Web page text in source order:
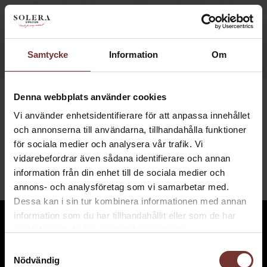
Samtycke Information Om
Denna webbplats använder cookies
Vi använder enhetsidentifierare för att anpassa innehållet
och annonserna till användarna, tillhandahålla funktioner
för sociala medier och analysera vår trafik. Vi
vidarebefordrar även sådana identifierare och annan
information från din enhet till de sociala medier och
annons- och analysföretag som vi samarbetar med.
Dessa kan i sin tur kombinera informationen med annan
information som du har tillhandahållit eller som de har
Nödvändig
MENY ☰
VÅRA VINER